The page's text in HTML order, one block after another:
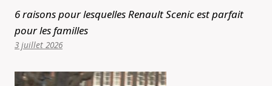
6 raisons pour lesquelles Renault Scenic est parfait
pour les familles
3 juillet 2026